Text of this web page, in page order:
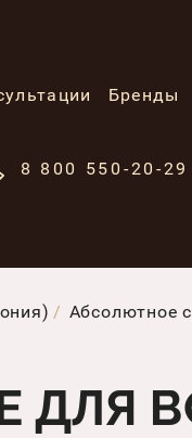
Бренды
8 800 550-20-29
Абсолютное
ДЛЯ